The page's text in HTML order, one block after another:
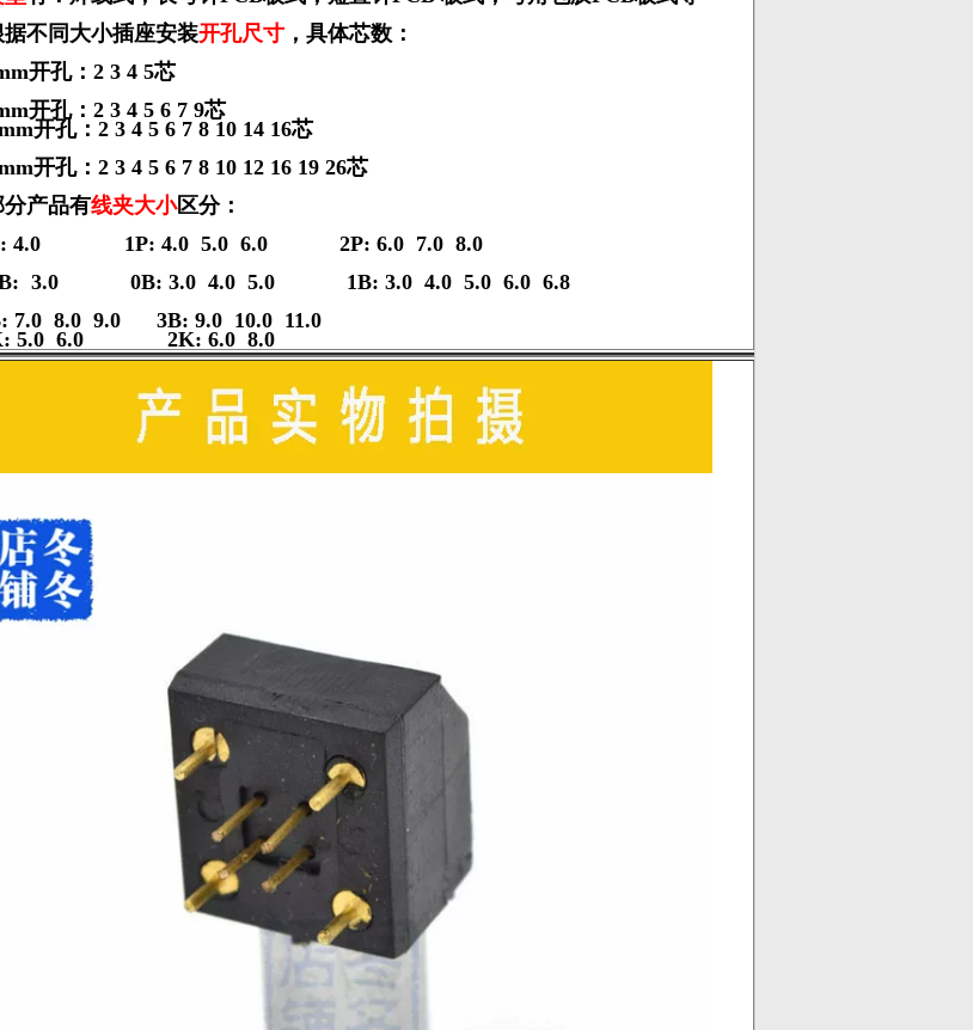
据不同大小插座安装开孔尺寸 ，具体芯数：
开孔：2 3 4 5芯
开孔：2 3 4 5 6 7 9芯
开孔：2 3 4 5 6 7 8 10 14 16芯
开孔：2 3 4 5 6 7 8 10 12 16 19 26芯
分产品有线夹大小区分：
4.0 1P: 4.0 5.0 6.0 2P: 6.0 7.0 8.0
3.0 0B: 3.0 4.0 5.0 1B: 3.0 4.0 5.0 6.0 6.8
7.0 8.0 9.0 3B: 9.0 10.0 11.0
5.0 6.0 2K: 6.0 8.0